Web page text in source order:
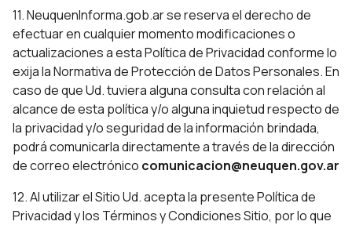
11. NeuquenInforma.gob.ar se reserva el derecho de
efectuar en cualquier momento modificaciones o
actualizaciones a esta Política de Privacidad conforme lo
exija la Normativa de Protección de Datos Personales. En
caso de que Ud. tuviera alguna consulta con relación al
alcance de esta política y/o alguna inquietud respecto de
la privacidad y/o seguridad de la información brindada,
podrá comunicarla directamente a través de la dirección
de correo electrónico comunicacion@neuquen.gov.ar
12. Al utilizar el Sitio Ud. acepta la presente Política de
Privacidad y los Términos y Condiciones Sitio, por lo que